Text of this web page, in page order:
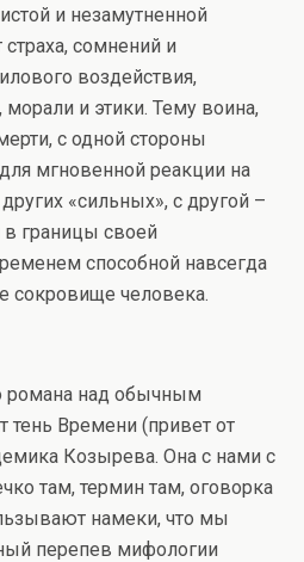
и незамутненной
сомнений и
воздействия,
морали и этики. Тему воина,
с одной стороны
мгновенной реакции на
«сильных», с другой –
в границы своей
способной навсегда
сокровище человека.
романа над обычным
тень Времени (привет от
Козырева. Она с нами с
там, термин там, оговорка
намеки, что мы
перепев мифологии